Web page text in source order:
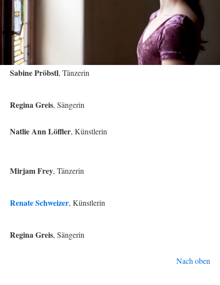
Sabine Pröbstl, Tänzerin
Regina Greis, Sängerin
Natlie Ann Löffler, Künstlerin
Mirjam Frey, Tänzerin
Renate Schweizer, Künstlerin
Regina Greis, Sängerin
Nach oben